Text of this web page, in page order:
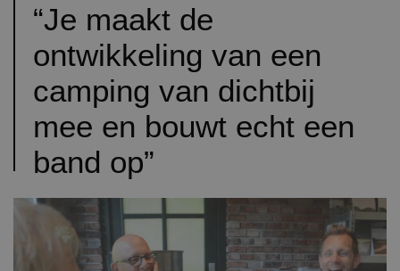
“Je maakt de
ontwikkeling van een
camping van dichtbij
mee en bouwt echt een
band op”